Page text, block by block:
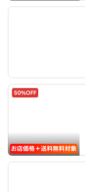
50%OFF
お店価格＋送料無料対象